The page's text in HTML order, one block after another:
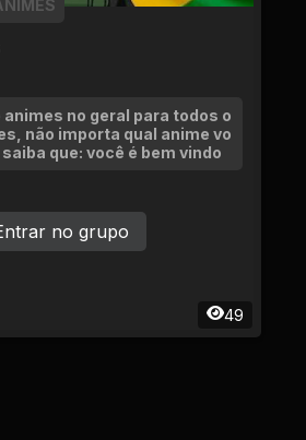
animes no geral para todos o
não importa qual anime vo
que: você é bem vindo
49
no grupo